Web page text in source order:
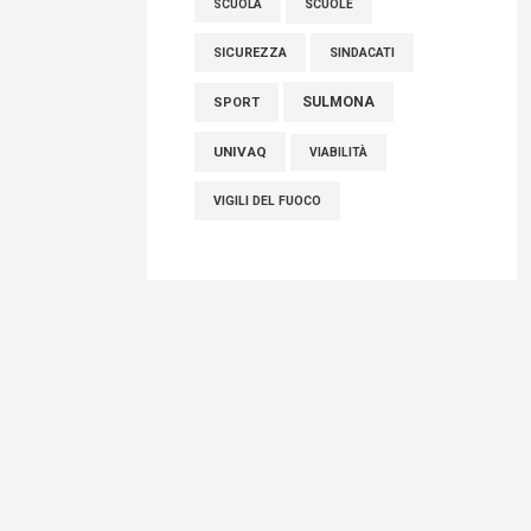
SCUOLA SCUOLE
SICUREZZA SINDACATI
SPORT SULMONA
UNIVAQ VIABILITÀ
VIGILI DEL FUOCO